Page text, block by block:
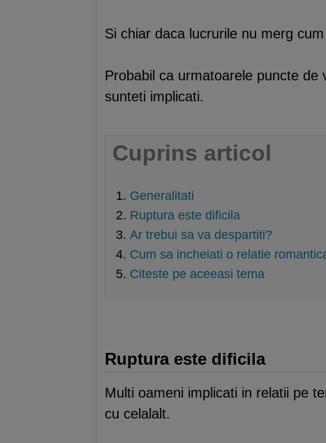
Si chiar daca lucrurile nu merg
Probabil ca urmatoarele puncte
sunteti implicati.
Cuprins articol
Generalitati
Ruptura este dificila
Ar trebui sa va despartiti?
Cum sa incheiati o relatie
Citeste pe aceeasi tema
Ruptura este dificila
Multi oameni implicati in relatii pe
cu celalalt.